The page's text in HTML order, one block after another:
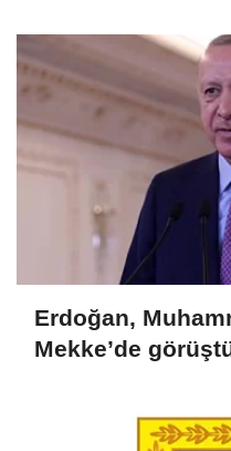
Erdoğan,
Mekke’de